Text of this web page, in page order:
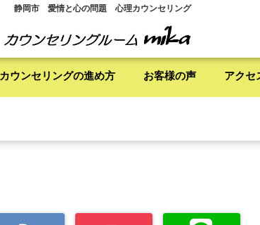
静岡市 愛情と心の問題 心理カウンセリング
カウンセリングの進め方 お客様の声 アクセ